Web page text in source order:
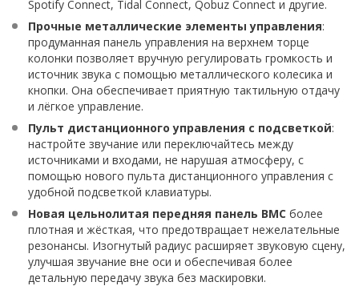
Spotify Connect, Tidal Connect, Qobuz Connect и другие.
Прочные металлические элементы управления:
продуманная панель управления на верхнем торце
колонки позволяет вручную регулировать громкость и
источник звука с помощью металлического колесика и
кнопки. Она обеспечивает приятную тактильную отдачу
и лёгкое управление.
Пульт дистанционного управления с подсветкой:
настройте звучание или переключайтесь между
источниками и входами, не нарушая атмосферу, с
помощью нового пульта дистанционного управления с
удобной подсветкой клавиатуры.
Новая цельнолитая передняя панель BMC более
плотная и жёсткая, что предотвращает нежелательные
резонансы. Изогнутый радиус расширяет звуковую сцену,
улучшая звучание вне оси и обеспечивая более
детальную передачу звука без маскировки.